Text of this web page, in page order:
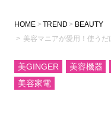
HOME TREND
BEAUTY
美容マニアが愛用！使う
美GINGER 美容機器
美容家電